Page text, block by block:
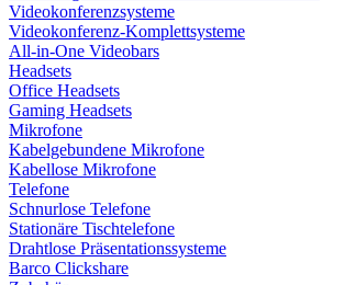
Videokonferenzsysteme
Videokonferenz-Komplettsysteme
All-in-One Videobars
Headsets
Office Headsets
Gaming Headsets
Mikrofone
Kabelgebundene Mikrofone
Kabellose Mikrofone
Telefone
Schnurlose Telefone
Stationäre Tischtelefone
Drahtlose Präsentationssysteme
Barco Clickshare